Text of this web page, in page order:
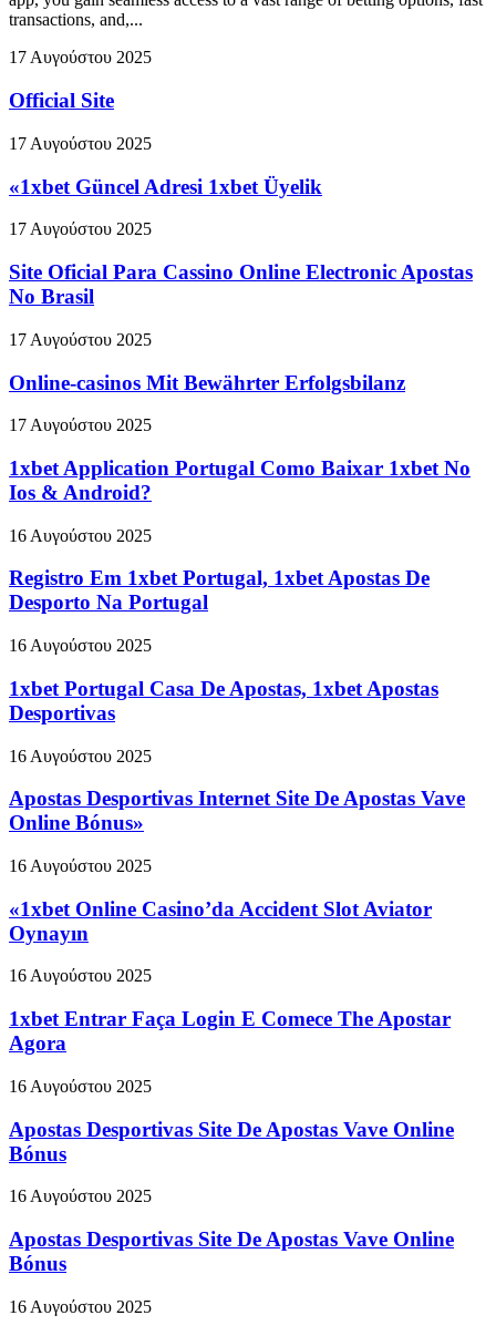
transactions, and,...
17 Αυγούστου 2025
Official Site
17 Αυγούστου 2025
«1xbet Güncel Adresi 1xbet Üyelik
17 Αυγούστου 2025
Site Oficial Para Cassino Online Electronic Apostas
No Brasil
17 Αυγούστου 2025
Online-casinos Mit Bewährter Erfolgsbilanz
17 Αυγούστου 2025
1xbet Application Portugal Como Baixar 1xbet No
Ios & Android?
16 Αυγούστου 2025
Registro Em 1xbet Portugal, 1xbet Apostas De
Desporto Na Portugal
16 Αυγούστου 2025
1xbet Portugal Casa De Apostas, 1xbet Apostas
Desportivas
16 Αυγούστου 2025
Apostas Desportivas Internet Site De Apostas Vave
Online Bónus»
16 Αυγούστου 2025
«1xbet Online Casino’da Accident Slot Aviator
Oynayın
16 Αυγούστου 2025
1xbet Entrar Faça Login E Comece The Apostar
Agora
16 Αυγούστου 2025
Apostas Desportivas Site De Apostas Vave Online
Bónus
16 Αυγούστου 2025
Apostas Desportivas Site De Apostas Vave Online
Bónus
16 Αυγούστου 2025